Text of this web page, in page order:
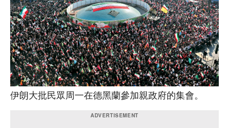
伊朗大批民眾周一在德黑蘭參加親政府的集會。